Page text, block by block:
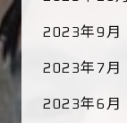
2023年9月
2023年7月
2023年6月